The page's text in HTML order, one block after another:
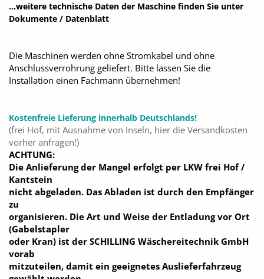
...weitere technische Daten der Maschine finden Sie unter
Dokumente / Datenblatt
Die Maschinen werden ohne Stromkabel und ohne
Anschlussverrohrung geliefert. Bitte lassen Sie die
Installation einen Fachmann übernehmen!
Kostenfreie Lieferung innerhalb Deutschlands!
(frei Hof, mit Ausnahme von Inseln, hier die Versandkosten
vorher anfragen!)
ACHTUNG:
Die Anlieferung der Mangel erfolgt per LKW frei Hof /
Kantstein
nicht abgeladen. Das Abladen ist durch den Empfänger
zu
organisieren. Die Art und Weise der Entladung vor Ort
(Gabelstapler
oder Kran) ist der SCHILLING Wäschereitechnik GmbH
vorab
mitzuteilen, damit ein geeignetes Auslieferfahrzeug